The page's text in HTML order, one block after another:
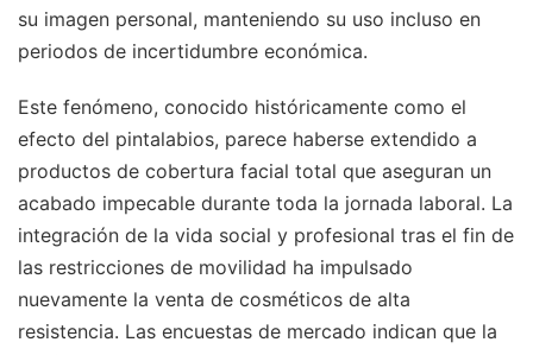
su imagen personal, manteniendo su uso incluso en
periodos de incertidumbre económica.
Este fenómeno, conocido históricamente como el
efecto del pintalabios, parece haberse extendido a
productos de cobertura facial total que aseguran un
acabado impecable durante toda la jornada laboral. La
integración de la vida social y profesional tras el fin de
las restricciones de movilidad ha impulsado
nuevamente la venta de cosméticos de alta
resistencia. Las encuestas de mercado indican que la